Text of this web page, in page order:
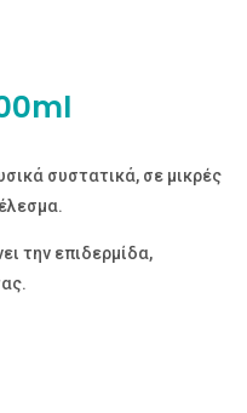
συστατικά, σε μικρές
την επιδερμίδα,